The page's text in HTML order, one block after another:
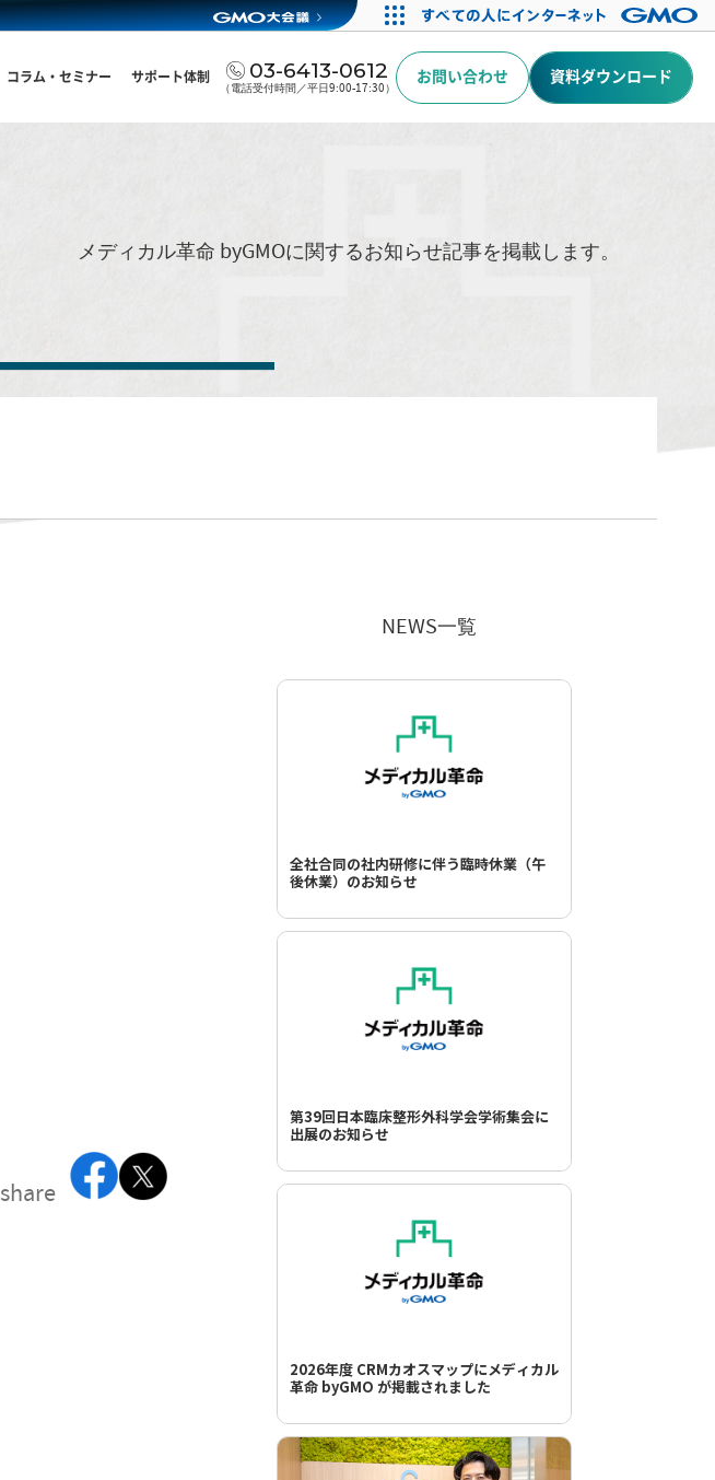
コラム・セミナー サポート体制 03-6413-0612
（電話受付時間／平日9:00-17:30）
お問い合わせ 資料ダウンロード
メディカル革命 byGMOに関するお知らせ記事を掲載します。
share
NEWS一覧
全社合同の社内研修に伴う臨時休業（午
後休業）のお知らせ
第39回日本臨床整形外科学会学術集会に
出展のお知らせ
2026年度 CRMカオスマップにメディカル
革命 byGMO が掲載されました